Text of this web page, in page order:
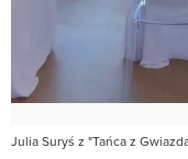
Julia Suryś z "Tańca z